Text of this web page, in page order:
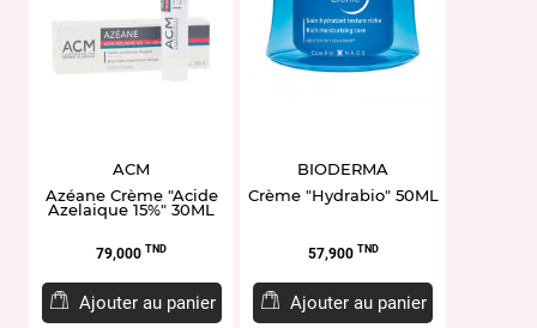
ACM
Azéane Crème "Acide
Azelaique 15%" 30ML
Prix
79,000 TND
Ajouter au panier
BIODERMA
Crème "Hydrabio" 50ML
Prix
57,900 TND
Ajouter au panier